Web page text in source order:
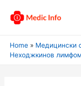
Home
Медицински
Неходжкинов